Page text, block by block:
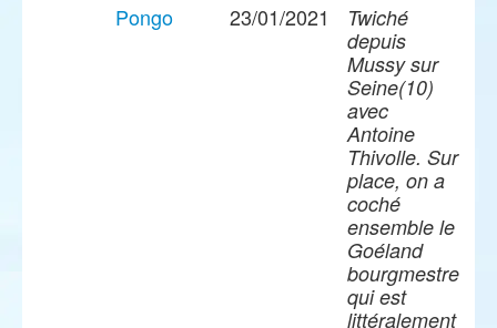
Pongo
23/01/2021
Twiché
depuis
Mussy sur
Seine(10)
avec
Antoine
Thivolle. Sur
place, on a
coché
ensemble le
Goéland
bourgmestre
qui est
littéralement